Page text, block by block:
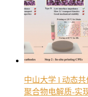
中山大学 l 动态
聚合物电解质-实